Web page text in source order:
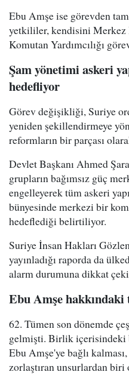
Ebu Amşe ise görevden
yetkililer, kendisini
Komutan Yardımcılığı
Şam yönetimi askeri
hedefliyor
Görev değişikliği, Suriye
yeniden şekillendirmeye
reformların bir parçası
Devlet Başkanı Ahmed
grupların bağımsız güç
engelleyerek tüm askeri
bünyesinde merkezi bir
hedeflediği belirtiliyor.
Suriye İnsan Hakları
yayınladığı raporda da
alarm durumuna dikkat
Ebu Amşe
62. Tümen son dönemde
gelmişti. Birlik içerisindeki
Ebu Amşe'ye bağlı
zorlaştıran unsurlardan